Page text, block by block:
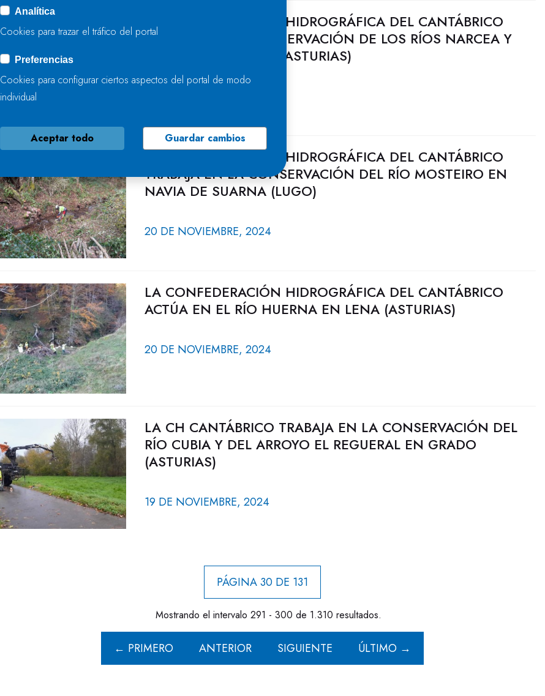
LA CONFEDERACIÓN HIDROGRÁFICA DEL CANTÁBRICO
TRABAJA EN LA CONSERVACIÓN DE LOS RÍOS NARCEA Y
BARREDO EN SALAS (ASTURIAS)
LA CONFEDERACIÓN HIDROGRÁFICA DEL CANTÁBRICO
TRABAJA EN LA CONSERVACIÓN DEL RÍO MOSTEIRO EN
NAVIA DE SUARNA (LUGO)
20 DE NOVIEMBRE, 2024
LA CONFEDERACIÓN HIDROGRÁFICA DEL CANTÁBRICO
ACTÚA EN EL RÍO HUERNA EN LENA (ASTURIAS)
20 DE NOVIEMBRE, 2024
LA CH CANTÁBRICO TRABAJA EN LA CONSERVACIÓN DEL
RÍO CUBIA Y DEL ARROYO EL REGUERAL EN GRADO
(ASTURIAS)
19 DE NOVIEMBRE, 2024
PÁGINA 30 DE 131
Mostrando el intervalo 291 - 300 de 1.310 resultados.
← PRIMERO ANTERIOR SIGUIENTE ÚLTIMO →
Analítica
Cookies para trazar el tráfico del portal
Preferencias
Cookies para configurar ciertos aspectos del portal de modo
individual
Aceptar todo Guardar cambios